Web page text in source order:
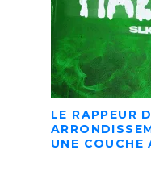
LE RAPPEUR
UNE